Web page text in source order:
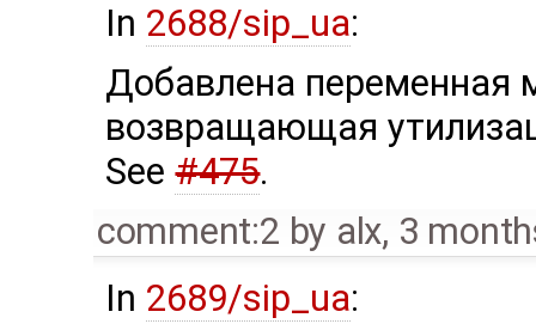
In 2688/sip_ua:
Добавлена переменная
возвращающая
See#475.
comment:2 by alx, 3
In 2689/sip_ua: